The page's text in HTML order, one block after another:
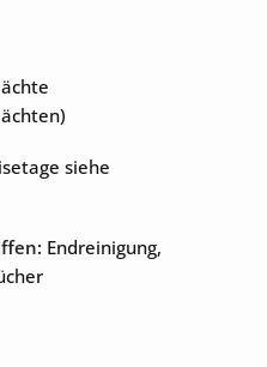
siehe
Endreinigung,